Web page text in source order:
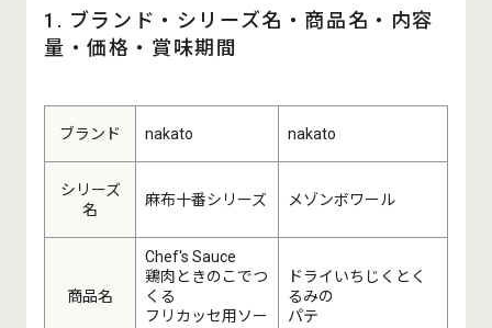
1. ブランド・シリーズ名・商品名・内容
量・価格・賞味期間
ブランド nakato nakato
シリーズ
名
麻布十番シリーズ メゾンボワール
商品名
Chef's Sauce
鶏肉ときのこでつ
くる
フリカッセ用ソー
ドライいちじくとく
るみの
パテ